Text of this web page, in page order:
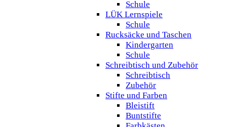
Schule
LÜK Lernspiele
Schule
Rucksäcke und Taschen
Kindergarten
Schule
Schreibtisch und Zubehör
Schreibtisch
Zubehör
Stifte und Farben
Bleistift
Buntstifte